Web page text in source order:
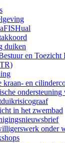
duiken
en Toezicht
kraan- en
in het zwembad
onder